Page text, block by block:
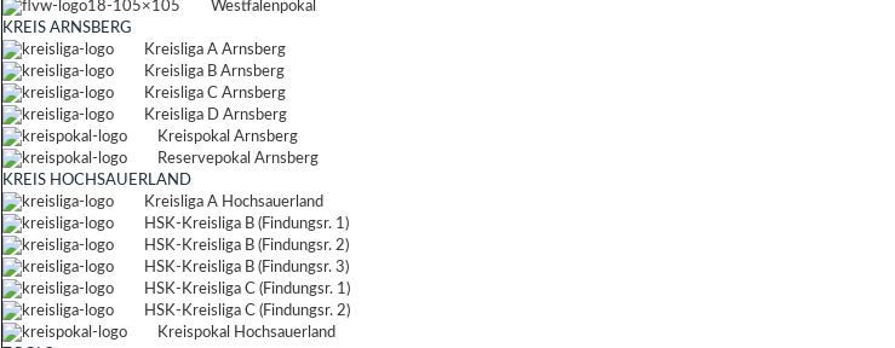
Westfalenpokal
KREIS ARNSBERG
Kreisliga A Arnsberg
Kreisliga B Arnsberg
Kreisliga C Arnsberg
Kreisliga D Arnsberg
Kreispokal Arnsberg
Reservepokal Arnsberg
KREIS HOCHSAUERLAND
Kreisliga A Hochsauerland
HSK-Kreisliga B (Findungsr. 1)
HSK-Kreisliga B (Findungsr. 2)
HSK-Kreisliga B (Findungsr. 3)
HSK-Kreisliga C (Findungsr. 1)
HSK-Kreisliga C (Findungsr. 2)
Kreispokal Hochsauerland